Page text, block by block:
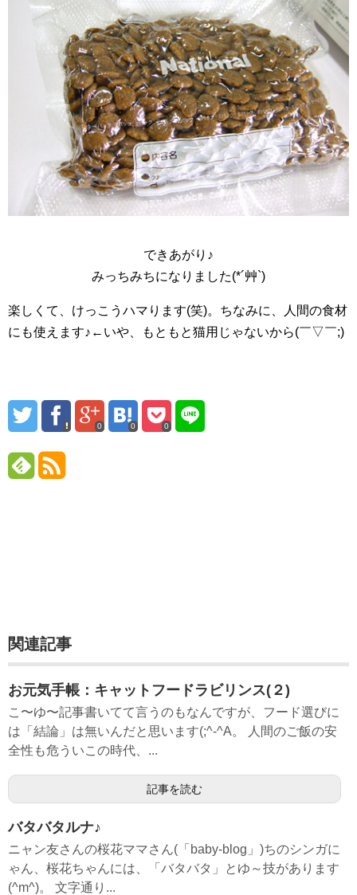
できあがり♪
みっちみちになりました(*´艸`)
楽しくて、けっこうハマります(笑)。ちなみに、人間の食材
にも使えます♪←いや、もともと猫用じゃないから(￣▽￣;)
0 0 0
関連記事
お元気手帳：キャットフードラビリンス(２)
こ〜ゆ〜記事書いてて言うのもなんですが、フード選びに
は「結論」は無いんだと思います(;^-^A。 人間のご飯の安
全性も危ういこの時代、...
記事を読む
バタバタルナ♪
ニャン友さんの桜花ママさん(「baby-blog」)ちのシンガに
ゃん、桜花ちゃんには、「バタバタ」とゆ～技があります
(^m^)。 文字通り...